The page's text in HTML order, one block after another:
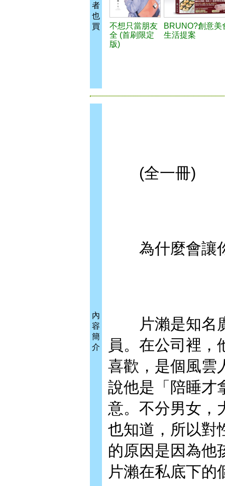
者
也
買
不想只當朋友
全 (首刷限定
版)
BRUNO?創意美
生活提案
內
容
簡
介
(全一冊)
為什麼會讓
片瀨是知名廣
員。在公司裡，
喜歡，是個風雲
說他是「陪睡才
意。不分男女，
也知道，所以對
的原因是因為
片瀨在私底下的